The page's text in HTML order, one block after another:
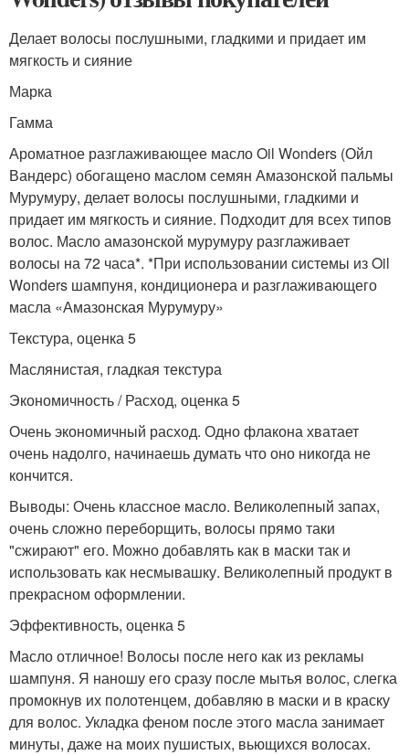
Делает волосы послушными, гладкими и придает им
мягкость и сияние
Марка
Гамма
Ароматное разглаживающее масло Oil Wonders (Ойл
Вандерс) обогащено маслом семян Амазонской пальмы
Мурумуру, делает волосы послушными, гладкими и
придает им мягкость и сияние. Подходит для всех типов
волос. Масло амазонской мурумуру разглаживает
волосы на 72 часа*. *При использовании системы из Oil
Wonders шампуня, кондиционера и разглаживающего
масла «Амазонская Мурумуру»
Текстура, оценка 5
Маслянистая, гладкая текстура
Экономичность / Расход, оценка 5
Очень экономичный расход. Одно флакона хватает
очень надолго, начинаешь думать что оно никогда не
кончится.
Выводы: Очень классное масло. Великолепный запах,
очень сложно переборщить, волосы прямо таки
"сжирают" его. Можно добавлять как в маски так и
использовать как несмывашку. Великолепный продукт в
прекрасном оформлении.
Эффективность, оценка 5
Масло отличное! Волосы после него как из рекламы
шампуня. Я наношу его сразу после мытья волос, слегка
промокнув их полотенцем, добавляю в маски и в краску
для волос. Укладка феном после этого масла занимает
минуты, даже на моих пушистых, вьющихся волосах.